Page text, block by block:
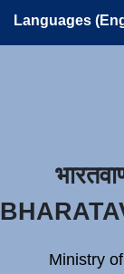
Languages
Ministry